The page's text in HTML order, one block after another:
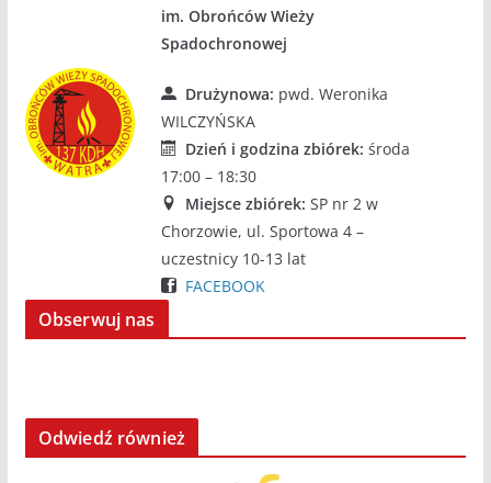
im. Obrońców Wieży
Spadochronowej
Drużynowa: pwd. Weronika
WILCZYŃSKA
Dzień i godzina zbiórek: środa
17:00 – 18:30
Miejsce zbiórek: SP nr 2 w
Chorzowie, ul. Sportowa 4 –
uczestnicy 10-13 lat
FACEBOOK
Obserwuj nas
Odwiedź również